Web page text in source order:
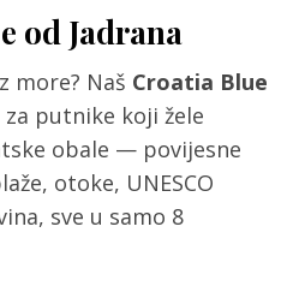
od Jadrana
more? Naš Croatia Blue
putnike koji žele
obale — povijesne
otoke, UNESCO
sve u samo 8